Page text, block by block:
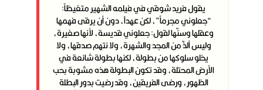
يقول فريد شوقي في فيلمه الشهير متغيظاً:
“جعلوني مجرماً”، لكن عهداً، دون أن يرقى فهمها
وعقلها وسنّها لقول: جعلوني قديسة، لأنها صغيرة،
وليس ألذّ من المجد والشهرة، ولا نتهم صدقها، ولا
يخلو سلوكها من بطولة، لكنها بطولة شائعة في
الأرض المحتلة، وقد تكون البطولة هذه مشوبة بحب
الظهور، ورضى الفريقين، وقد رضيت بدور البطلة